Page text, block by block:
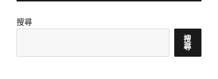
搜尋
搜
尋